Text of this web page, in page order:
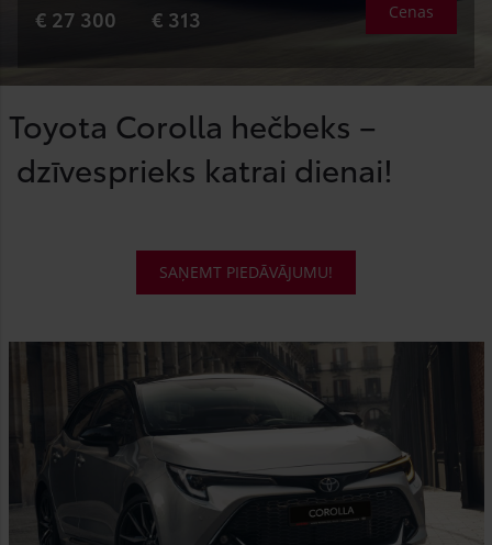
€ 27 300 € 313 Cenas
Toyota Corolla hečbeks –
dzīvesprieks katrai dienai!
SAŅEMT PIEDĀVĀJUMU!